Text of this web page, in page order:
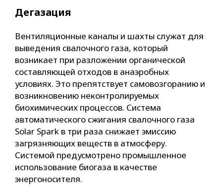
Дегазация
Вентиляционные каналы и шахты служат для
выведения свалочного газа, который
возникает при разложении органической
составляющей отходов в анаэробных
условиях. Это препятствует самовозгоранию и
возникновению неконтролируемых
биохимических процессов. Система
автоматического сжигания свалочного газа
Solar Spark в три раза снижает эмиссию
загрязняющих веществ в атмосферу.
Системой предусмотрено промышленное
использование биогаза в качестве
энергоносителя.